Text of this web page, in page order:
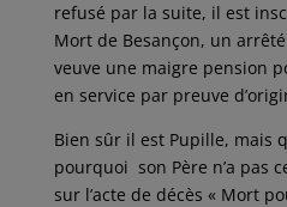
refusé par la suite, il est
Mort de Besançon, un
veuve une maigre pension
en service par preuve
Bien sûr il est Pupille, mais
pourquoi son Père n’a pas
sur l’acte de décès « Mort